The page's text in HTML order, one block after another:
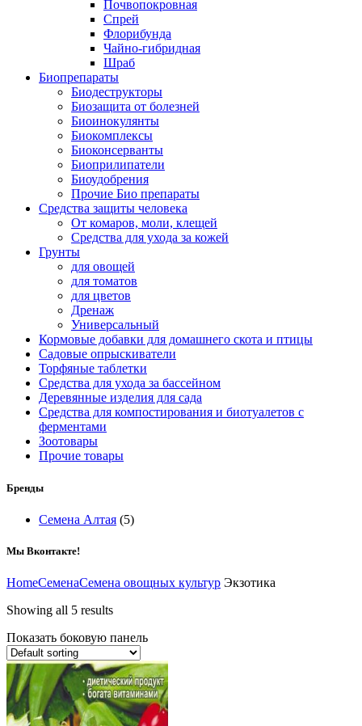
Почвопокровная
Спрей
Флорибунда
Чайно-гибридная
Шраб
Биопрепараты
Биодеструкторы
Биозащита от болезней
Биоинокулянты
Биокомплексы
Биоконсерванты
Биоприлипатели
Биоудобрения
Прочие Био препараты
Средства защиты человека
От комаров, моли, клещей
Средства для ухода за кожей
Грунты
для овощей
для томатов
для цветов
Дренаж
Универсальный
Кормовые добавки для домашнего скота и птицы
Садовые опрыскиватели
Торфяные таблетки
Средства для ухода за бассейном
Деревянные изделия для сада
Средства для компостирования и биотуалетов с
ферментами
Зоотовары
Прочие товары
Бренды
Семена Алтая (5)
Мы Вконтакте!
HomeСеменаСемена овощных культур Экзотика
Showing all 5 results
Показать боковую панель